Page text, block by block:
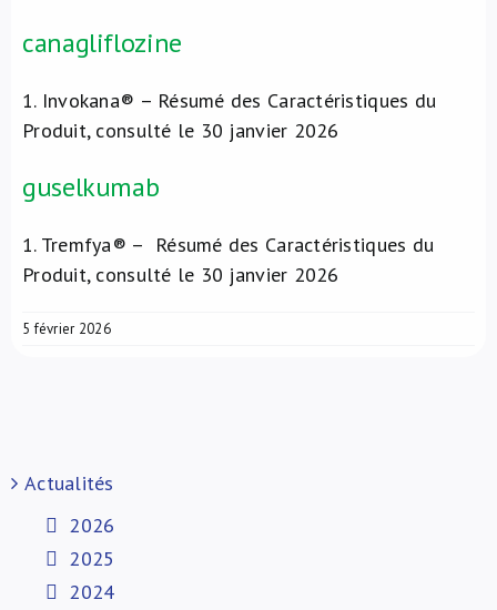
canagliflozine
1. Invokana® – Résumé des Caractéristiques du
Produit, consulté le 30 janvier 2026
guselkumab
1. Tremfya® – Résumé des Caractéristiques du
Produit, consulté le 30 janvier 2026
5 février 2026
Actualités
2026
2025
2024